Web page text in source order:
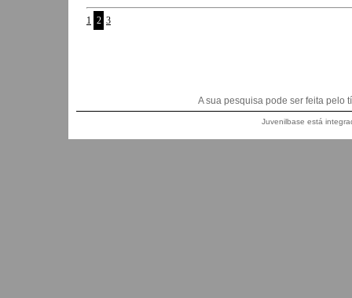
1 2 3
A sua pesquisa pode ser feita pelo
Juvenilbase está